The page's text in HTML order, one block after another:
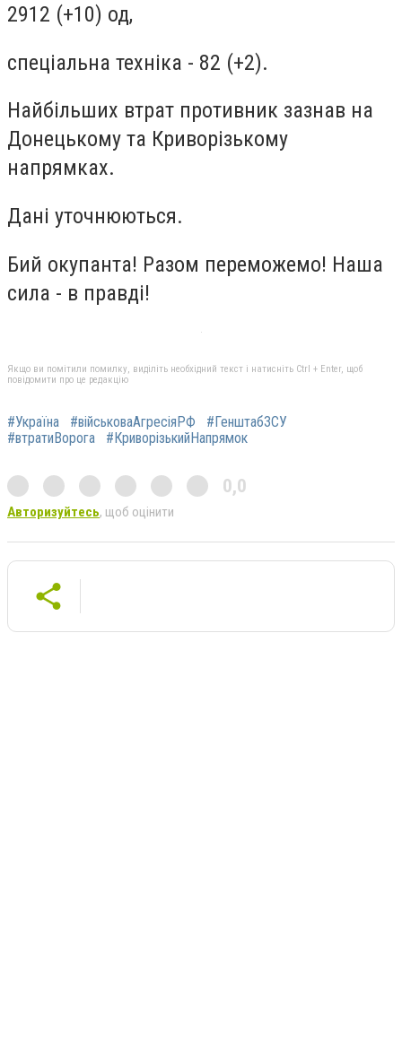
2912 (+10) од,
спеціальна техніка - 82 (+2).
Найбільших втрат противник зазнав на
Донецькому та Криворізькому
напрямках.
Дані уточнюються.
Бий окупанта! Разом переможемо! Наша
сила - в правді!
Якщо ви помітили помилку, виділіть необхідний текст і натисніть Ctrl + Enter, щоб
повідомити про це редакцію
#Україна #військоваАгресіяРФ
#ГенштабЗСУ
#втратиВорога
#КриворізькийНапрямок
0,0
Авторизуйтесь, щоб оцінити